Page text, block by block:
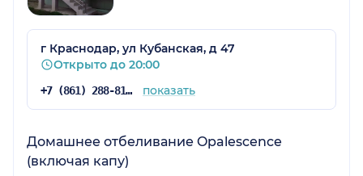
г Краснодар, ул Кубанская, д 47
Открыто до 20:00
+7 (861) 288-81-92 показать
Домашнее отбеливание Opalescence
(включая капу)